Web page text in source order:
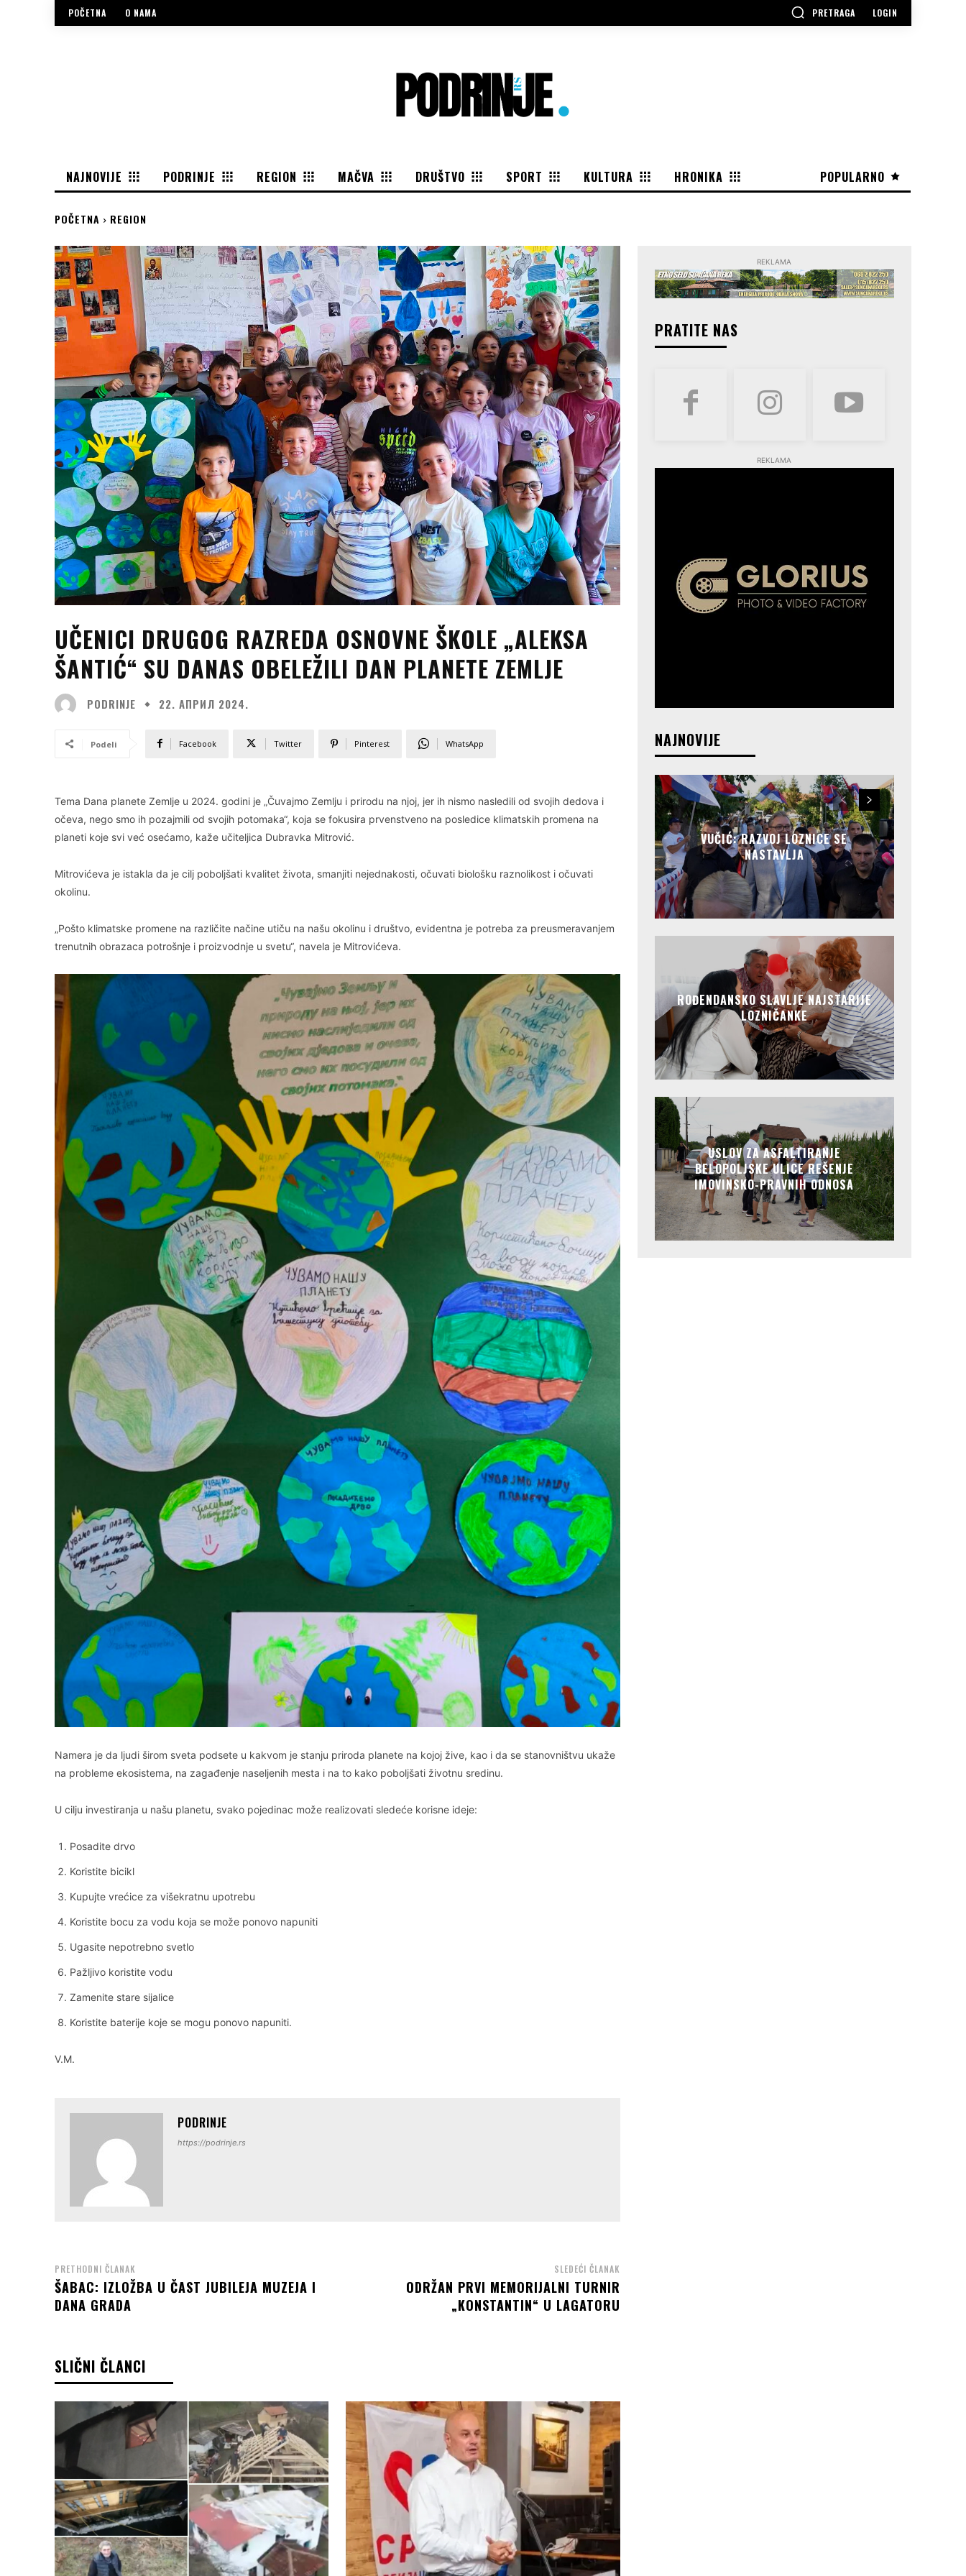
POČETNA O NAMA PRETRAGA LOGIN
POPULARNO
NAJNOVIJE PODRINJE REGION MAČVA DRUŠTVO SPORT KULTURA HRONIKA
POČETNA REGION
UČENICI DRUGOG RAZREDA OSNOVNE ŠKOLE „ALEKSA
ŠANTIĆ“ SU DANAS OBELEŽILI DAN PLANETE ZEMLJE
PODRINJE 22. АПРИЛ 2024.
Podeli Facebook Twitter Pinterest WhatsApp
Tema Dana planete Zemlje u 2024. godini je „Čuvajmo Zemlju i prirodu na njoj, jer ih nismo nasledili od svojih dedova i
očeva, nego smo ih pozajmili od svojih potomaka“, koja se fokusira prvenstveno na posledice klimatskih promena na
planeti koje svi već osećamo, kaže učiteljica Dubravka Mitrović.
Mitrovićeva je istakla da je cilj poboljšati kvalitet života, smanjiti nejednakosti, očuvati biološku raznolikost i očuvati
okolinu.
„Pošto klimatske promene na različite načine utiču na našu okolinu i društvo, evidentna je potreba za preusmeravanjem
trenutnih obrazaca potrošnje i proizvodnje u svetu“, navela je Mitrovićeva.
Namera je da ljudi širom sveta podsete u kakvom je stanju priroda planete na kojoj žive, kao i da se stanovništvu ukaže
na probleme ekosistema, na zagađenje naseljenih mesta i na to kako poboljšati životnu sredinu.
U cilju investiranja u našu planetu, svako pojedinac može realizovati sledeće korisne ideje:
Posadite drvo
Koristite bicikl
Kupujte vrećice za višekratnu upotrebu
Koristite bocu za vodu koja se može ponovo napuniti
Ugasite nepotrebno svetlo
Pažljivo koristite vodu
Zamenite stare sijalice
Koristite baterije koje se mogu ponovo napuniti.
V.M.
PODRINJE
https://podrinje.rs
PRETHODNI ČLANAK
ŠABAC: IZLOŽBA U ČAST JUBILEJA MUZEJA I
DANA GRADA
SLEDEĆI ČLANAK
ODRŽAN PRVI MEMORIJALNI TURNIR
„KONSTANTIN“ U LAGATORU
SLIČNI ČLANCI
REKLAMA
PRATITE NAS
REKLAMA
NAJNOVIJE
VUČIĆ: RAZVOJ LOZNICE SE
NASTAVLJA
ROĐENDANSKO SLAVLJE NAJSTARIJE
LOZNIČANKE
USLOV ZA ASFALTIRANJE
BELOPOLJSKE ULICE REŠENJE
IMOVINSKO-PRAVNIH ODNOSA